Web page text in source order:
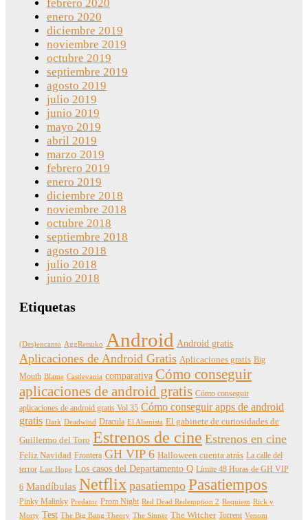
febrero 2020
enero 2020
diciembre 2019
noviembre 2019
octubre 2019
septiembre 2019
agosto 2019
julio 2019
junio 2019
mayo 2019
abril 2019
marzo 2019
febrero 2019
enero 2019
diciembre 2018
noviembre 2018
octubre 2018
septiembre 2018
agosto 2018
julio 2018
junio 2018
Etiquetas
(Des)encanto AggRetsuko Android Android gratis
Aplicaciones de Android Gratis Aplicaciones gratis Big
Mouth Blame Castlevania comparativa Cómo conseguir
aplicaciones de android gratis Cómo conseguir
aplicaciones de android gratis Vol 35 Cómo conseguir apps de android
gratis Dark Deadwind Dracula El Alienista El gabinete de curiosidades de
Guillermo del Toro Estrenos de cine Estrenos en cine
Feliz Navidad Frontera GH VIP 6 Halloween cuenta atrás La calle del
terror Last Hope Los casos del Departamento Q Límite 48 Horas de GH VIP
6 Mandíbulas Netflix pasatiempo Pasatiempos
Pinky Malinky Predator Prom Night Red Dead Redemption 2 Requiem Rick y
Morty Test The Big Bang Theory The Sinner The Witcher Torrent Venom